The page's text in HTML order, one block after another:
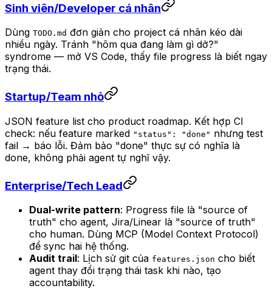
Sinh viên/Developer cá nhân
Dùng TODO.md đơn giản cho project cá nhân kéo dài
nhiều ngày. Tránh "hôm qua đang làm gì dở?"
syndrome — mở VS Code, thấy file progress là biết ngay
trạng thái.
Startup/Team nhỏ
JSON feature list cho product roadmap. Kết hợp CI
check: nếu feature marked "status": "done" nhưng test
fail → báo lỗi. Đảm bảo "done" thực sự có nghĩa là
done, không phải agent tự nghĩ vậy.
Enterprise/Tech Lead
Dual-write pattern: Progress file là "source of
truth" cho agent, Jira/Linear là "source of truth"
cho human. Dùng MCP (Model Context Protocol)
để sync hai hệ thống.
Audit trail: Lịch sử git của features.json cho biết
agent thay đổi trạng thái task khi nào, tạo
accountability.